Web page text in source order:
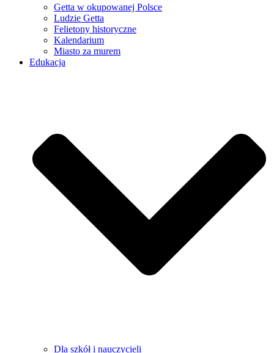
Getta w okupowanej Polsce
Ludzie Getta
Felietony historyczne
Kalendarium
Miasto za murem
Edukacja
Dla szkół i nauczycieli